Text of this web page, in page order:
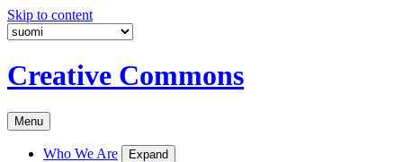
Skip to content
Creative Commons
Menu
Who We Are Expand